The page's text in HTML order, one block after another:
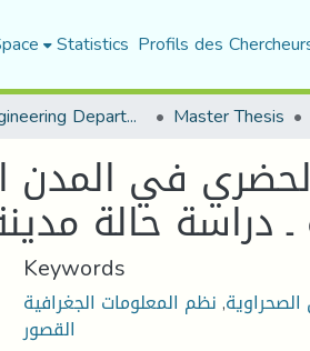
Statistics Profils des
Urban Engineering Department Master Thesis
في المدن
ـ دراسة حالة
Keywords
الصحراوية,
القصور